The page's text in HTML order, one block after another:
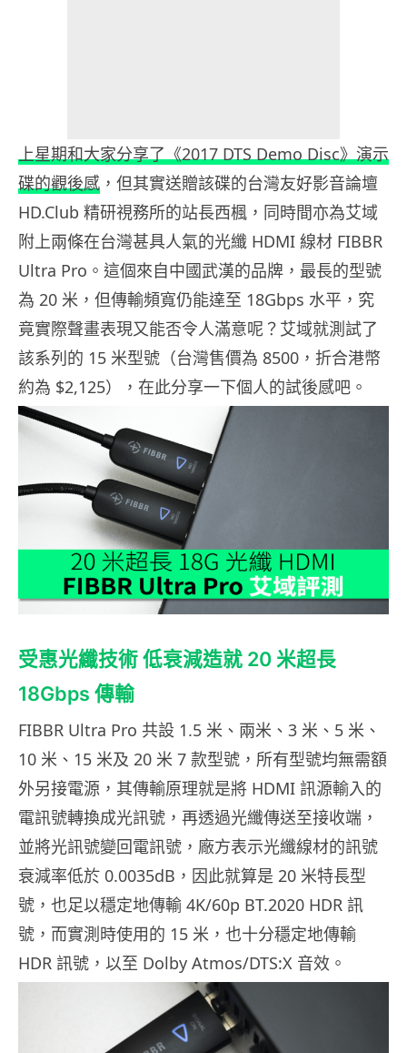
上星期和大家分享了《2017 DTS Demo Disc》演示
碟的觀後感 ，但其實送贈該碟的台灣友好影音論壇
HD.Club 精研視務所的站長西楓，同時間亦為艾域
附上兩條在台灣甚具人氣的光纖 HDMI 線材 FIBBR
Ultra Pro。這個來自中國武漢的品牌，最長的型號
為 20 米，但傳輸頻寬仍能達至 18Gbps 水平，究
竟實際聲畫表現又能否令人滿意呢？艾域就測試了
該系列的 15 米型號（台灣售價為 8500，折合港幣
約為 $2,125），在此分享一下個人的試後感吧。
受惠光纖技術 低衰減造就 20 米超長
18Gbps 傳輸
FIBBR Ultra Pro 共設 1.5 米、兩米、3 米、5 米、
10 米、15 米及 20 米 7 款型號，所有型號均無需額
外另接電源，其傳輸原理就是將 HDMI 訊源輸入的
電訊號轉換成光訊號，再透過光纖傳送至接收端，
並將光訊號變回電訊號，廠方表示光纖線材的訊號
衰減率低於 0.0035dB，因此就算是 20 米特長型
號，也足以穩定地傳輸 4K/60p BT.2020 HDR 訊
號，而實測時使用的 15 米，也十分穩定地傳輸
HDR 訊號，以至 Dolby Atmos/DTS:X 音效。